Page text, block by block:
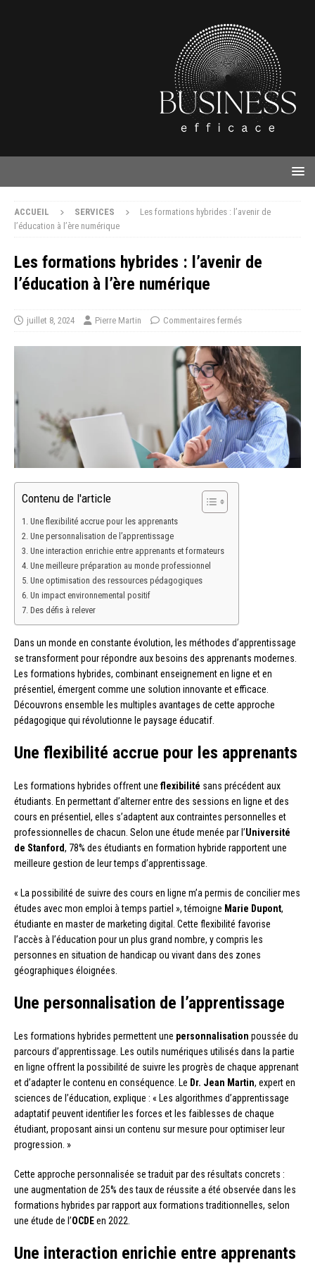
ACCUEIL SERVICES
Les formations hybrides : l’avenir de
l’éducation à l’ère numérique
Les formations hybrides : l’avenir de
l’éducation à l’ère numérique
juillet 8, 2024 Pierre Martin Commentaires fermés
Contenu de l'article
Une flexibilité accrue pour les apprenants
Une personnalisation de l’apprentissage
Une interaction enrichie entre apprenants et formateurs
Une meilleure préparation au monde professionnel
Une optimisation des ressources pédagogiques
Un impact environnemental positif
Des défis à relever
Dans un monde en constante évolution, les méthodes d’apprentissage
se transforment pour répondre aux besoins des apprenants modernes.
Les formations hybrides, combinant enseignement en ligne et en
présentiel, émergent comme une solution innovante et efficace.
Découvrons ensemble les multiples avantages de cette approche
pédagogique qui révolutionne le paysage éducatif.
Une flexibilité accrue pour les apprenants
Les formations hybrides offrent une flexibilité sans précédent aux
étudiants. En permettant d’alterner entre des sessions en ligne et des
cours en présentiel, elles s’adaptent aux contraintes personnelles et
professionnelles de chacun. Selon une étude menée par l’Université
de Stanford, 78% des étudiants en formation hybride rapportent une
meilleure gestion de leur temps d’apprentissage.
« La possibilité de suivre des cours en ligne m’a permis de concilier mes
études avec mon emploi à temps partiel », témoigne Marie Dupont,
étudiante en master de marketing digital. Cette flexibilité favorise
l’accès à l’éducation pour un plus grand nombre, y compris les
personnes en situation de handicap ou vivant dans des zones
géographiques éloignées.
Une personnalisation de l’apprentissage
Les formations hybrides permettent une personnalisation poussée du
parcours d’apprentissage. Les outils numériques utilisés dans la partie
en ligne offrent la possibilité de suivre les progrès de chaque apprenant
et d’adapter le contenu en conséquence. Le Dr. Jean Martin, expert en
sciences de l’éducation, explique : « Les algorithmes d’apprentissage
adaptatif peuvent identifier les forces et les faiblesses de chaque
étudiant, proposant ainsi un contenu sur mesure pour optimiser leur
progression. »
Cette approche personnalisée se traduit par des résultats concrets :
une augmentation de 25% des taux de réussite a été observée dans les
formations hybrides par rapport aux formations traditionnelles, selon
une étude de l’OCDEen 2022.
Une interaction enrichie entre apprenants